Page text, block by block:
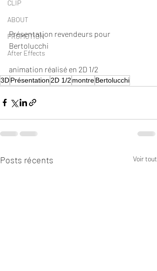
CLIP
ABOUT
PROMOTION
After Effects
Présentation revendeurs pour
Bertolucchi
animation réalisé en 2D 1/2
3DPrésentation 2D 1/2 montreBertolucchi
Posts récents Voir tout